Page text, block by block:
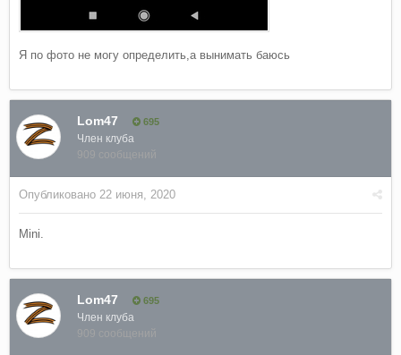
Я по фото не могу определить,а вынимать баюсь
Lom47 695
Член клуба
909 сообщений
Опубликовано 22 июня, 2020
Mini.
Lom47 695
Член клуба
909 сообщений